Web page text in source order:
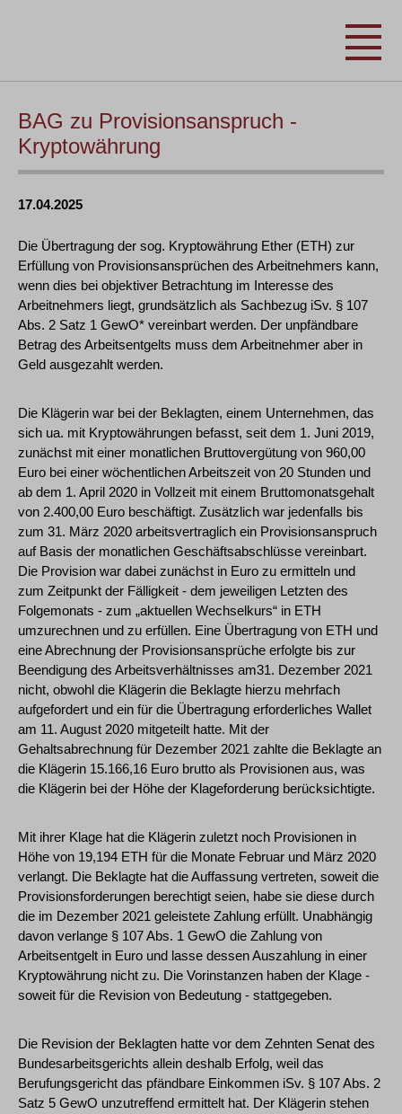
BAG zu Provisionsanspruch -
Kryptowährung
17.04.2025
Die Übertragung der sog. Kryptowährung Ether (ETH) zur
Erfüllung von Provisionsansprüchen des Arbeitnehmers kann,
wenn dies bei objektiver Betrachtung im Interesse des
Arbeitnehmers liegt, grundsätzlich als Sachbezug iSv. § 107
Abs. 2 Satz 1 GewO* vereinbart werden. Der unpfändbare
Betrag des Arbeitsentgelts muss dem Arbeitnehmer aber in
Geld ausgezahlt werden.
Die Klägerin war bei der Beklagten, einem Unternehmen, das
sich ua. mit Kryptowährungen befasst, seit dem 1. Juni 2019,
zunächst mit einer monatlichen Bruttovergütung von 960,00
Euro bei einer wöchentlichen Arbeitszeit von 20 Stunden und
ab dem 1. April 2020 in Vollzeit mit einem Bruttomonatsgehalt
von 2.400,00 Euro beschäftigt. Zusätzlich war jedenfalls bis
zum 31. März 2020 arbeitsvertraglich ein Provisionsanspruch
auf Basis der monatlichen Geschäftsabschlüsse vereinbart.
Die Provision war dabei zunächst in Euro zu ermitteln und
zum Zeitpunkt der Fälligkeit - dem jeweiligen Letzten des
Folgemonats - zum „aktuellen Wechselkurs“ in ETH
umzurechnen und zu erfüllen. Eine Übertragung von ETH und
eine Abrechnung der Provisionsansprüche erfolgte bis zur
Beendigung des Arbeitsverhältnisses am31. Dezember 2021
nicht, obwohl die Klägerin die Beklagte hierzu mehrfach
aufgefordert und ein für die Übertragung erforderliches Wallet
am 11. August 2020 mitgeteilt hatte. Mit der
Gehaltsabrechnung für Dezember 2021 zahlte die Beklagte an
die Klägerin 15.166,16 Euro brutto als Provisionen aus, was
die Klägerin bei der Höhe der Klageforderung berücksichtigte.
Mit ihrer Klage hat die Klägerin zuletzt noch Provisionen in
Höhe von 19,194 ETH für die Monate Februar und März 2020
verlangt. Die Beklagte hat die Auffassung vertreten, soweit die
Provisionsforderungen berechtigt seien, habe sie diese durch
die im Dezember 2021 geleistete Zahlung erfüllt. Unabhängig
davon verlange § 107 Abs. 1 GewO die Zahlung von
Arbeitsentgelt in Euro und lasse dessen Auszahlung in einer
Kryptowährung nicht zu. Die Vorinstanzen haben der Klage -
soweit für die Revision von Bedeutung - stattgegeben.
Die Revision der Beklagten hatte vor dem Zehnten Senat des
Bundesarbeitsgerichts allein deshalb Erfolg, weil das
Berufungsgericht das pfändbare Einkommen iSv. § 107 Abs. 2
Satz 5 GewO unzutreffend ermittelt hat. Der Klägerin stehen